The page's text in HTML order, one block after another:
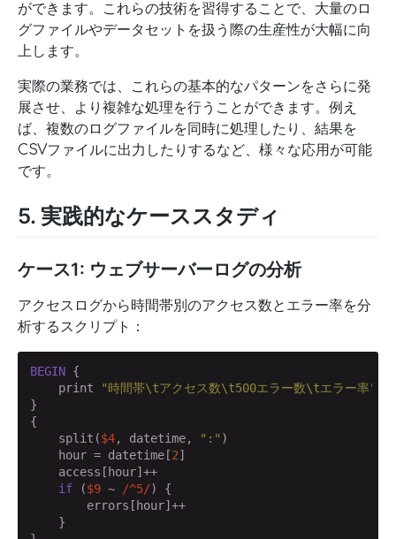
ができます。これらの技術を習得することで、大量のロ
グファイルやデータセットを扱う際の生産性が大幅に向
上します。
実際の業務では、これらの基本的なパターンをさらに発
展させ、より複雑な処理を行うことができます。例え
ば、複数のログファイルを同時に処理したり、結果を
CSVファイルに出力したりするなど、様々な応用が可能
です。
5. 実践的なケーススタディ
ケース1: ウェブサーバーログの分析
アクセスログから時間帯別のアクセス数とエラー率を分
析するスクリプト：
BEGIN {
    print
"時間帯\tアクセス数\t500エラー数\tエラー率"
}
{
    split(
$4, datetime, ":" )
    hour = datetime[
2]
    access[hour]++
if ($9 ~ /^5/) {
        errors[hour]++
    }